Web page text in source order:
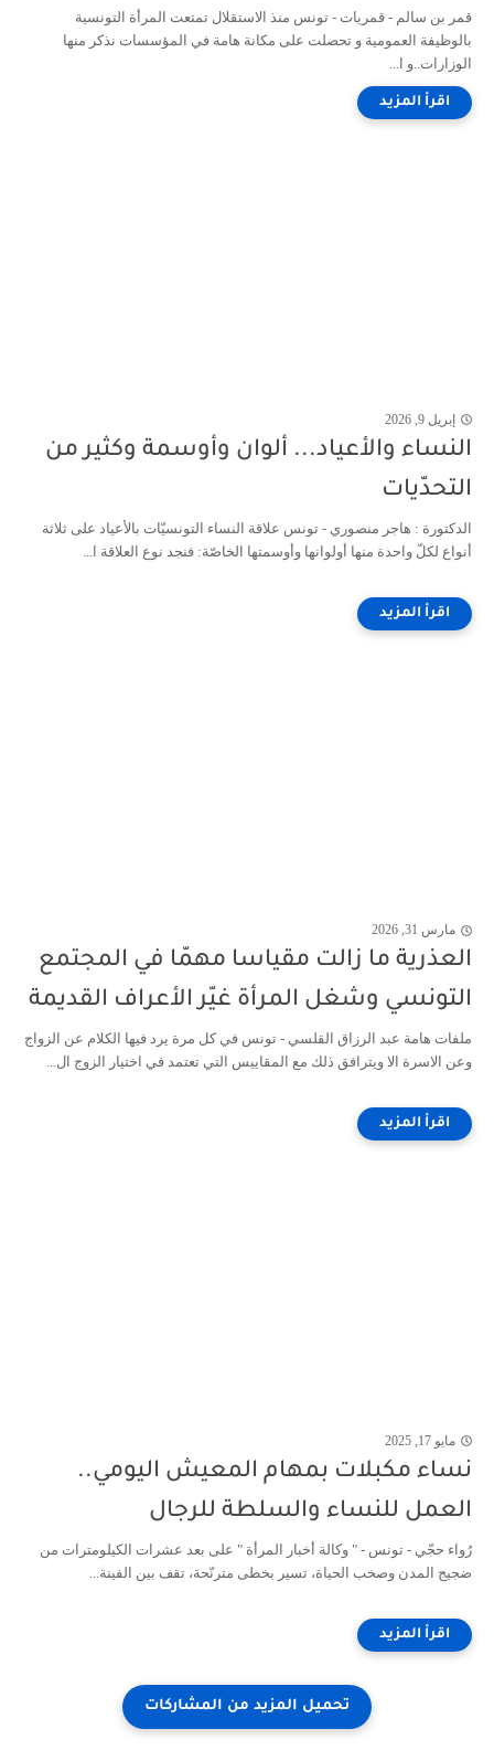
قمر بن سالم - قمريات - تونس منذ الاستقلال تمتعت المرأة التونسية
بالوظيفة العمومية و تحصلت على مكانة هامة في المؤسسات نذكر منها
الوزارات..و ا...
إبريل 9, 2026
النساء والأعياد... ألوان وأوسمة وكثير من
التحدّيات
الدكتورة : هاجر منصوري - تونس علاقة النساء التونسيّات بالأعياد على ثلاثة
أنواع لكلّ واحدة منها أولوانها وأوسمتها الخاصّة: فنجد نوع العلاقة ا...
مارس 31, 2026
العذرية ما زالت مقياسا مهمّا في المجتمع
التونسي وشغل المرأة غيّر الأعراف القديمة
ملفات هامة عبد الرزاق القلسي - تونس في كل مرة يرد فيها الكلام عن الزواج
وعن الاسرة الا ويترافق ذلك مع المقاييس التي تعتمد في اختيار الزوج ال...
مايو 17, 2025
نساء مكبلات بمهام المعيش اليومي..
العمل للنساء والسلطة للرجال
رُواء حجّي - تونس - " وكالة أخبار المرأة " على بعد عشرات الكيلومترات من
ضجيج المدن وصخب الحياة، تسير بخطى مترنّحة، تقف بين الفينة...